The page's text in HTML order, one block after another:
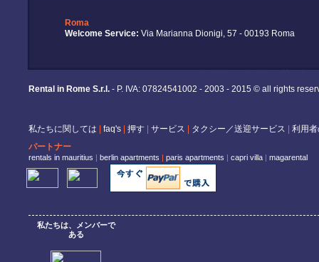
Roma
Welcome Service: Via Marianna Dionigi, 57 - 00193 Roma
Rental in Rome S.r.l. - P. IVA: 07824541002 - 2003 - 2015 © all rights
私たちに関しては faq's 押す サービス タクシー／送迎サービス
利用
パートナー
rentals in mauritius | berlin apartments | paris apartments | capri villa | magarental
私たちは、メンバーで
ある